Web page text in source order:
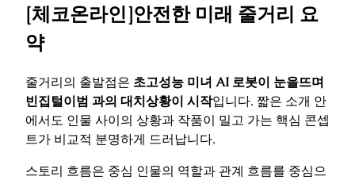
[체코온라인]안전한 미래 줄거리 요
약
줄거리의 출발점은 초고성능 미녀 AI 로봇이 눈을뜨며
빈집털이범 과의 대치상황이 시작입니다. 짧은 소개 안
에서도 인물 사이의 상황과 작품이 밀고 가는 핵심 콘셉
트가 비교적 분명하게 드러납니다.
스토리 흐름은 중심 인물의 역할과 관계 흐름를 중심으